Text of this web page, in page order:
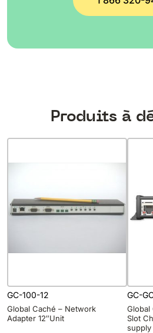
Produits à
GC-100-12
Global Caché – Network
Adapter 12″Unit
GC-
Global
Slot